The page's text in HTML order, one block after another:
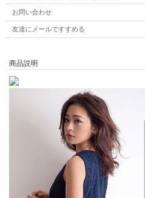
お問い合わせ
友達にメールですすめる
商品説明